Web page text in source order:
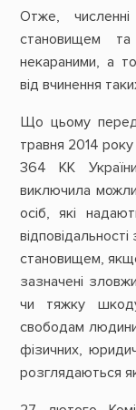
Отже,
становищем
некараними, а
від вчинення
Що цьому
травня 2014
364 КК
виключила
осіб, які
становищем,
зазначені
чи тяжку
свободам
фізичних,
розглядаються